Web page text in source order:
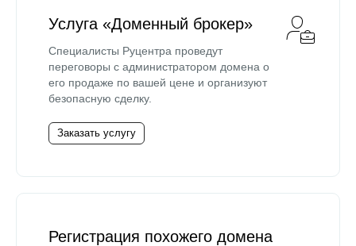
Услуга «Доменный брокер»
Специалисты Руцентра проведут
переговоры с администратором домена о
его продаже по вашей цене и организуют
безопасную сделку.
Заказать услугу
Регистрация похожего домена